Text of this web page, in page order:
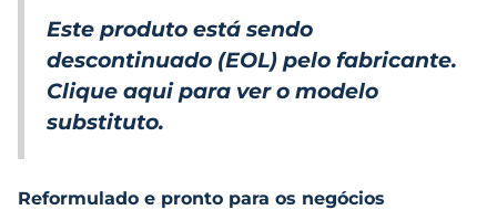
Este produto está sendo
descontinuado (EOL) pelo fabricante.
Clique aqui para ver o modelo
substituto.
Reformulado e pronto para os negócios